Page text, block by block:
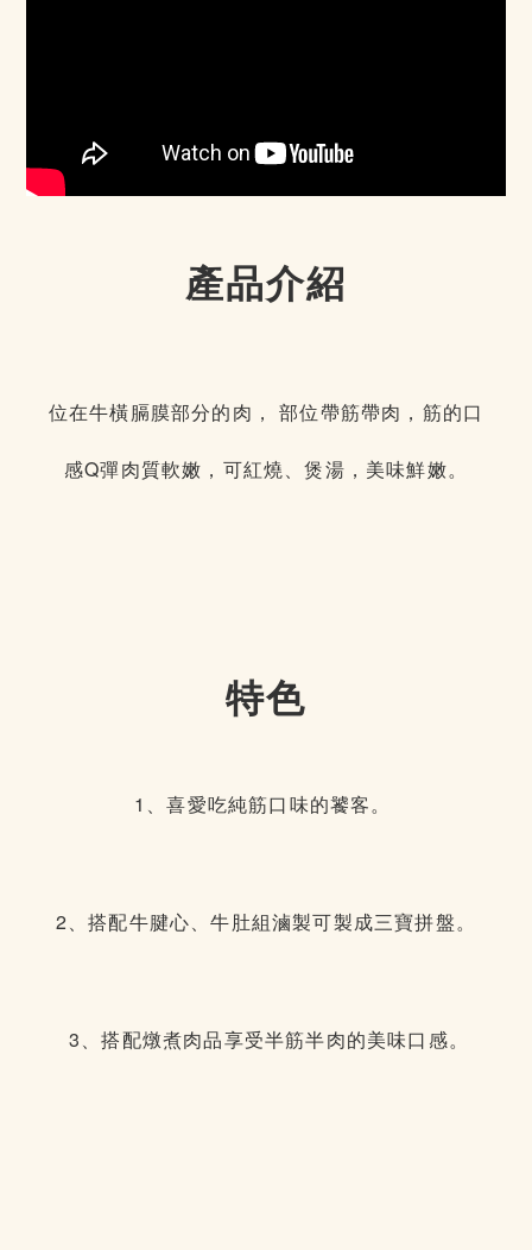
產品介紹
位在牛橫膈膜部分的肉， 部位帶筋帶肉，筋的口
感Q彈肉質軟嫩，可紅燒、煲湯，美味鮮嫩。
特色
1、喜愛吃純筋口味的饕客。
2、搭配牛腱心、牛肚組滷製可製成三寶拼盤。
3、搭配燉煮肉品享受半筋半肉的美味口感。